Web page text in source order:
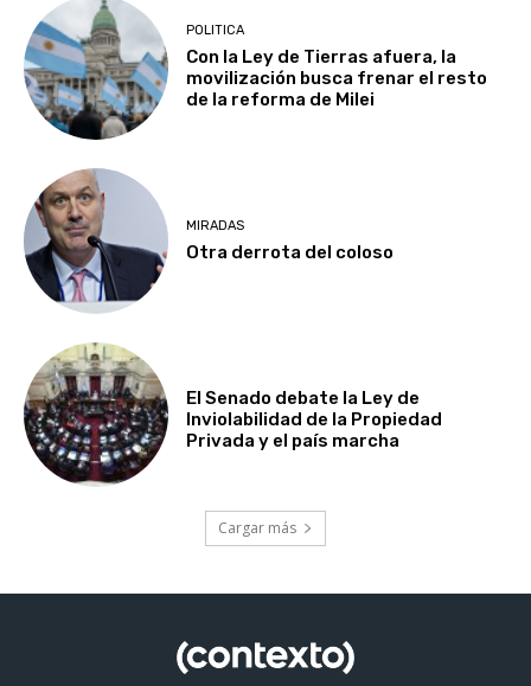
POLITICA
Con la Ley de Tierras afuera, la
movilización busca frenar el resto
de la reforma de Milei
MIRADAS
Otra derrota del coloso
El Senado debate la Ley de
Inviolabilidad de la Propiedad
Privada y el país marcha
Cargar más